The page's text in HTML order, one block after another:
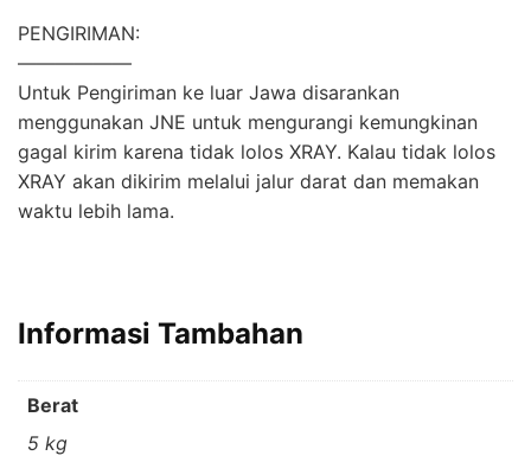
PENGIRIMAN:
——————
Untuk Pengiriman ke luar Jawa disarankan
menggunakan JNE untuk mengurangi kemungkinan
gagal kirim karena tidak lolos XRAY. Kalau tidak lolos
XRAY akan dikirim melalui jalur darat dan memakan
waktu lebih lama.
Informasi Tambahan
Berat
5 kg